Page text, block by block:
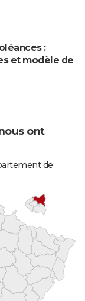
:
et modèle de
ont
de